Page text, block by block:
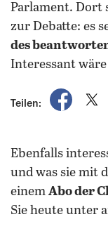
Parlament. Dort
zur Debatte: es
des
Interessant wäre
Teilen:
auf
Ebenfalls
und was sie mit
einem Abo der
Sie heute unter